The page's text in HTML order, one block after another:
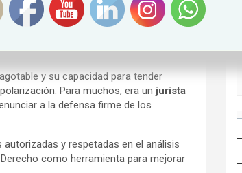
de Zaragoza y autor de
con una visión humanista del
Derecho Constitucional y Ciencia
su fallecimiento .
y su capacidad para tender
Para muchos, era un jurista
a la defensa firme de los
y respetadas en el análisis
como herramienta para mejorar